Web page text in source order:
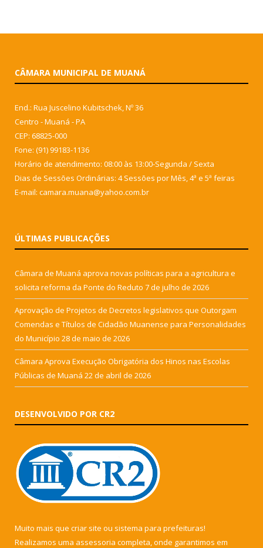
CÂMARA MUNICIPAL DE MUANÁ
End.: Rua Juscelino Kubitschek, Nº 36
Centro - Muaná - PA
CEP: 68825-000
Fone: (91) 99183-1136
Horário de atendimento: 08:00 às 13:00-Segunda / Sexta
Dias de Sessões Ordinárias: 4 Sessões por Mês, 4ª e 5ª feiras
E-mail: camara.muana@yahoo.com.br
ÚLTIMAS PUBLICAÇÕES
Câmara de Muaná aprova novas políticas para a agricultura e
solicita reforma da Ponte do Reduto 7 de julho de 2026
Aprovação de Projetos de Decretos legislativos que Outorgam
Comendas e Títulos de Cidadão Muanense para Personalidades
do Município 28 de maio de 2026
Câmara Aprova Execução Obrigatória dos Hinos nas Escolas
Públicas de Muaná 22 de abril de 2026
DESENVOLVIDO POR CR2
Muito mais que criar site ou sistema para prefeituras!
Realizamos uma assessoria completa, onde garantimos em